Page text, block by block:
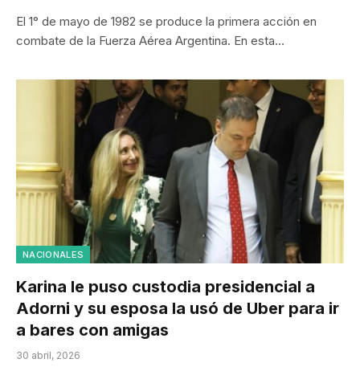
El 1° de mayo de 1982 se produce la primera acción en
combate de la Fuerza Aérea Argentina. En esta…
NACIONALES
Karina le puso custodia presidencial a
Adorni y su esposa la usó de Uber para ir
a bares con amigas
30 abril, 2026